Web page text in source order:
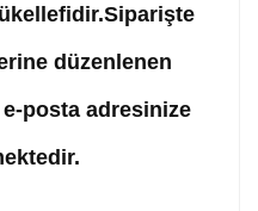
düzenlenen
e-posta adresinize